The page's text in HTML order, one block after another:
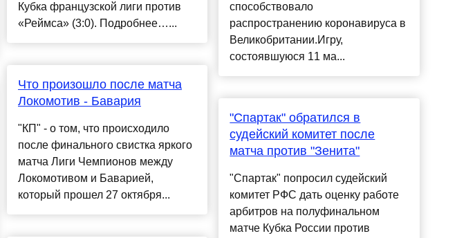
Кубка французской лиги против
«Реймса» (3:0). Подробнее…...
Что произошло после матча
Локомотив - Бавария
"КП" - о том, что происходило
после финального свистка яркого
матча Лиги Чемпионов между
Локомотивом и Баварией,
который прошел 27 октября...
способствовало
распространению коронавируса в
Великобритании.Игру,
состоявшуюся 11 ма...
"Спартак" обратился в
судейский комитет после
матча против "Зенита"
"Спартак" попросил судейский
комитет РФС дать оценку работе
арбитров на полуфинальном
матче Кубка России против